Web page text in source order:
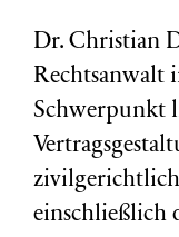
Dr. Christian
Rechtsanwalt
Schwerpunkt
einschließlich